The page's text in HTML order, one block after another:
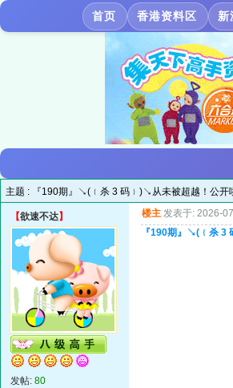
首页 香港资料区 新
主题 : 『190期』↘(﹛杀 3 码﹜)↘从未被超越！公开
【欲速不达】
发帖: 80
楼主 发表于: 2026-
『190期』↘(﹛杀 3